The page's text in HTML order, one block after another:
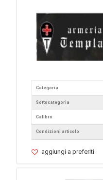
Categoria
Sottocategoria
Calibro
Condizioni articolo
aggiungi a preferiti